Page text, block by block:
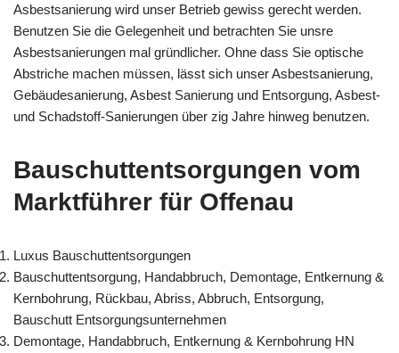
Asbestsanierung wird unser Betrieb gewiss gerecht werden.
Benutzen Sie die Gelegenheit und betrachten Sie unsre
Asbestsanierungen mal gründlicher. Ohne dass Sie optische
Abstriche machen müssen, lässt sich unser Asbestsanierung,
Gebäudesanierung, Asbest Sanierung und Entsorgung, Asbest-
und Schadstoff-Sanierungen über zig Jahre hinweg benutzen.
Bauschuttentsorgungen vom
Marktführer für Offenau
Luxus Bauschuttentsorgungen
Bauschuttentsorgung, Handabbruch, Demontage, Entkernung &
Kernbohrung, Rückbau, Abriss, Abbruch, Entsorgung,
Bauschutt Entsorgungsunternehmen
Demontage, Handabbruch, Entkernung & Kernbohrung HN